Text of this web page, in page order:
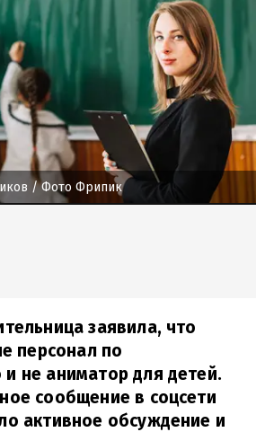
/ Фото Фрипик
заявила, что
персонал по
не аниматор для детей.
сообщение в соцсети
активное обсуждение и